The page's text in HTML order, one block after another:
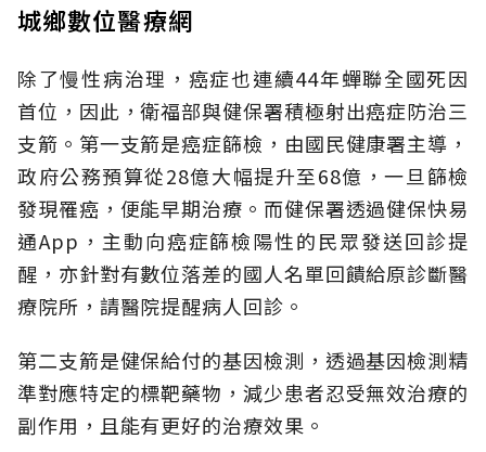
城鄉數位醫療網
除了慢性病治理，癌症也連續44年蟬聯全國死因
首位，因此，衛福部與健保署積極射出癌症防治三
支箭。第一支箭是癌症篩檢，由國民健康署主導，
政府公務預算從28億大幅提升至68億，一旦篩檢
發現罹癌，便能早期治療。而健保署透過健保快易
通App，主動向癌症篩檢陽性的民眾發送回診提
醒，亦針對有數位落差的國人名單回饋給原診斷醫
療院所，請醫院提醒病人回診。
第二支箭是健保給付的基因檢測，透過基因檢測精
準對應特定的標靶藥物，減少患者忍受無效治療的
副作用，且能有更好的治療效果。